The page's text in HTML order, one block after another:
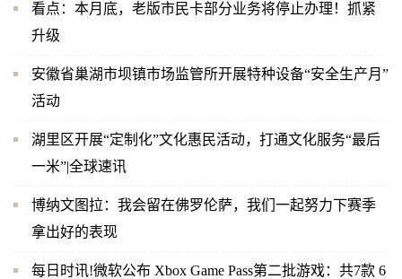
看点：本月底，老版市民卡部分业务将停止办理！抓紧
升级
安徽省巢湖市坝镇市场监管所开展特种设备“安全生产月”
活动
湖里区开展“定制化”文化惠民活动，打通文化服务“最后
一米”|全球速讯
博纳文图拉：我会留在佛罗伦萨，我们一起努力下赛季
拿出好的表现
每日时讯!微软公布 Xbox Game Pass第二批游戏：共7款 6